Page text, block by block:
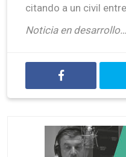
citando a un civil
Noticia en